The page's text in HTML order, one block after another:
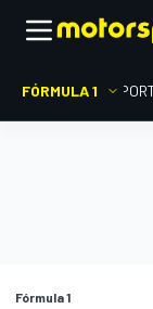
FÓRMULA 1
Fórmula 1